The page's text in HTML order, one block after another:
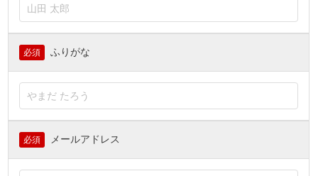
必須 ふりがな
必須 メールアドレス